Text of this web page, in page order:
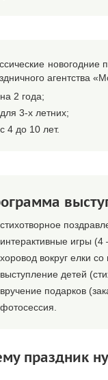
агентства
на 2 года;
для 3-х летних;
с 4 до 10 лет.
стихотворное
интерактивные игры (4
хоровод вокруг елки
выступление детей
вручение подарков
фотосессия.
праздник